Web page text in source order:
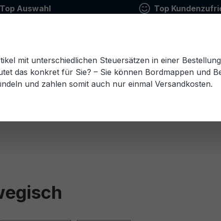
Top Auswahl Top
Estnisch Finnisch Französisch Griechisch
mit unterschiedlichen Steuersätzen in einer
das konkret für Sie? – Sie können Bordmappen und
und zahlen somit auch nur einmal Versandkosten.